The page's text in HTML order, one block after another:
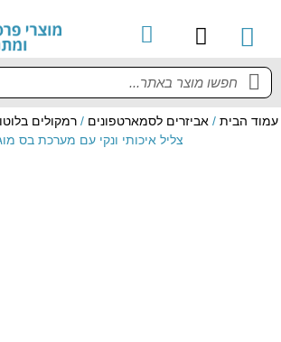
עמוד הבית /אביזרים לסמארטפונים /רמקולים
צליל איכותי ונקי עם מערכת בס